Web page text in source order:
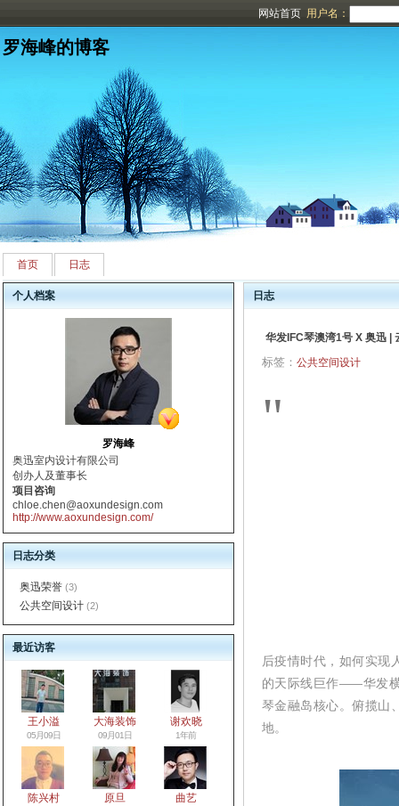
网站首页 用户名：
罗海峰的博客
首页 日志
个人档案
罗海峰
奥迅室内设计有限公司
创办人及董事长
项目咨询
chloe.chen@aoxundesign.com
http://www.aoxundesign.com/
日志分类
奥迅荣誉 (3)
公共空间设计 (2)
最近访客
王小溢
05月09日
大海装饰
09月01日
谢欢晓
1年前
陈兴村 原旦 曲艺
日志
华发IFC琴澳湾1号 X 奥迅 |
标签： 公共空间设计
"
后疫情时代，如何实现
的天际线巨作——华发
琴金融岛核心。俯揽山
地。